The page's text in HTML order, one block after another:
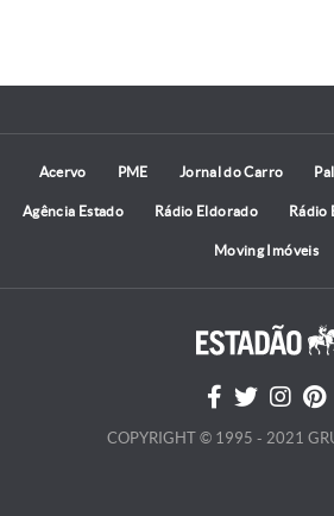
Acervo PME Jornal do Carro
Agência Estado Rádio Eldorado Rádio
Moving Imóveis
COPYRIGHT © 1995 - 2021